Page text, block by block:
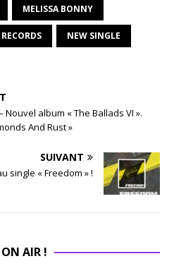
MELISSA BONNY
NEW SINGLE
Nouvel album « The Ballads VI ».
And Rust »
SUIVANT
single « Freedom » !
ON AIR !